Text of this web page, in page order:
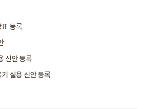
등록
신안 등록
실용 신안 등록